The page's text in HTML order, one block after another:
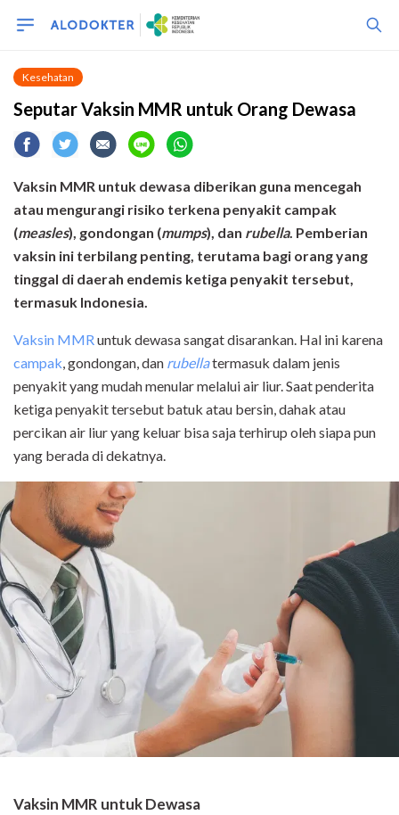
Kesehatan
Seputar Vaksin MMR untuk Orang Dewasa
Vaksin MMR untuk dewasa diberikan guna mencegah
atau mengurangi risiko terkena penyakit campak
(measles), gondongan (mumps), dan rubella. Pemberian
vaksin ini terbilang penting, terutama bagi orang yang
tinggal di daerah endemis ketiga penyakit tersebut,
termasuk Indonesia.
Vaksin MMRuntuk dewasa sangat disarankan. Hal ini karena
campak, gondongan, dan rubellatermasuk dalam jenis
penyakit yang mudah menular melalui air liur. Saat penderita
ketiga penyakit tersebut batuk atau bersin, dahak atau
percikan air liur yang keluar bisa saja terhirup oleh siapa pun
yang berada di dekatnya.
Vaksin MMR untuk Dewasa